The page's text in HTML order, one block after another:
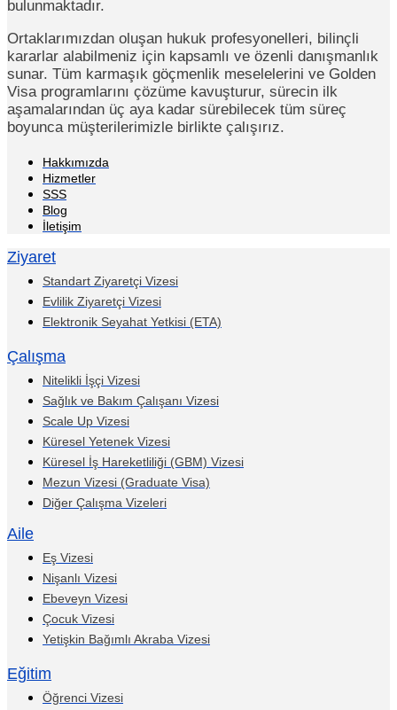
bulunmaktadır.
Ortaklarımızdan oluşan hukuk profesyonelleri, bilinçli
kararlar alabilmeniz için kapsamlı ve özenli danışmanlık
sunar. Tüm karmaşık göçmenlik meselelerini ve Golden
Visa programlarını çözüme kavuşturur, sürecin ilk
aşamalarından üç aya kadar sürebilecek tüm süreç
boyunca müşterilerimizle birlikte çalışırız.
Hakkımızda
Hizmetler
SSS
Blog
İletişim
Ziyaret
Standart Ziyaretçi Vizesi
Evlilik Ziyaretçi Vizesi
Elektronik Seyahat Yetkisi (ETA)
Çalışma
Nitelikli İşçi Vizesi
Sağlık ve Bakım Çalışanı Vizesi
Scale Up Vizesi
Küresel Yetenek Vizesi
Küresel İş Hareketliliği (GBM) Vizesi
Mezun Vizesi (Graduate Visa)
Diğer Çalışma Vizeleri
Aile
Eş Vizesi
Nişanlı Vizesi
Ebeveyn Vizesi
Çocuk Vizesi
Yetişkin Bağımlı Akraba Vizesi
Eğitim
Öğrenci Vizesi